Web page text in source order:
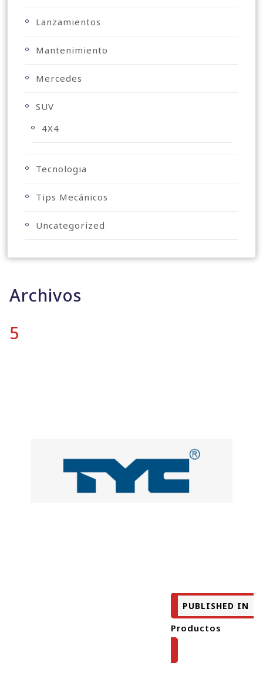
Lanzamientos
Mantenimiento
Mercedes
SUV
4X4
Tecnologia
Tips Mecánicos
Uncategorized
Archivos
5
PUBLISHED IN
Productos